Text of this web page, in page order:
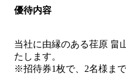
優待内容
当社に由縁のある荏原 畠
たします。
※招待券1枚で、2名様ま